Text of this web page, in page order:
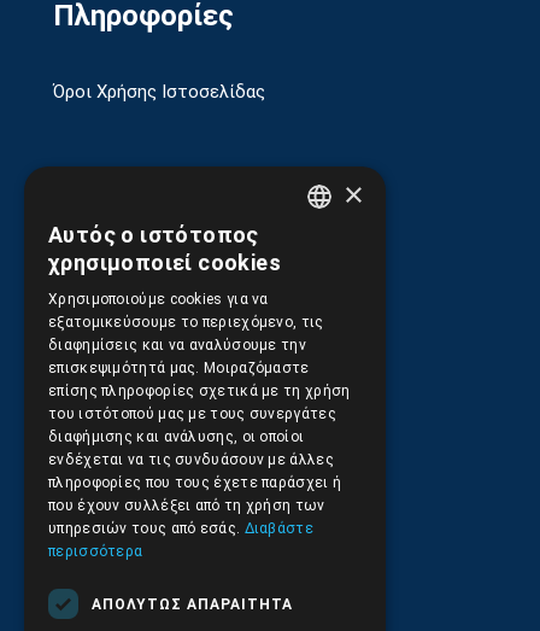
Πληροφορίες
Όροι Χρήσης Ιστοσελίδας
Ασφάλεια Συναλλαγών
Αποστολές και Πληρωμές
Επιστροφές και Ακυρώσεις
×
Αυτός ο ιστότοπος
χρησιμοποιεί cookies
Χρησιμοποιούμε cookies για να
εξατομικεύσουμε το περιεχόμενο, τις
διαφημίσεις και να αναλύσουμε την
επισκεψιμότητά μας. Μοιραζόμαστε
επίσης πληροφορίες σχετικά με τη χρήση
του ιστότοπού μας με τους συνεργάτες
διαφήμισης και ανάλυσης, οι οποίοι
ενδέχεται να τις συνδυάσουν με άλλες
πληροφορίες που τους έχετε παράσχει ή
που έχουν συλλέξει από τη χρήση των
υπηρεσιών τους από εσάς. Διαβάστε
περισσότερα
ΑΠΟΛΎΤΩΣ ΑΠΑΡΑΊΤΗΤΑ